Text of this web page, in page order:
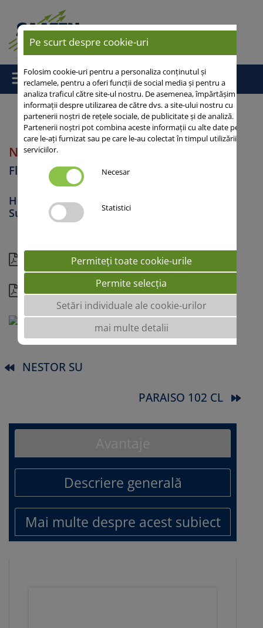
Acasă/Floarea-Soarelui/ NETA SU
NETA SU
Floarea soarelui
Hibrizi Orobanche rezistenti, Tehnologie –
Suflonilureice
Vedere actuală
Detalii
NESTOR SU
PARAISO 102 CL
Descriere generală
Mai multe despre acest subiect
Pe scurt despre cookie-uri
Folosim cookie-uri pentru a personaliza conținutul și
reclamele, pentru a oferi funcții de social media și pentru a
analiza traficul către site-ul nostru. De asemenea, împărtășim
informații despre utilizarea de către dvs. a site-ului nostru cu
partenerii noștri de rețele sociale, de publicitate și de analiză.
Partenerii noștri pot combina aceste informații cu alte date pe
care le-ați furnizat sau pe care le-au colectat în timpul utilizării
serviciilor.
Necesar
Statistici
Permiteți toate cookie-urile
Permite selecția
Setări individuale ale cookie-urilor
mai multe detalii